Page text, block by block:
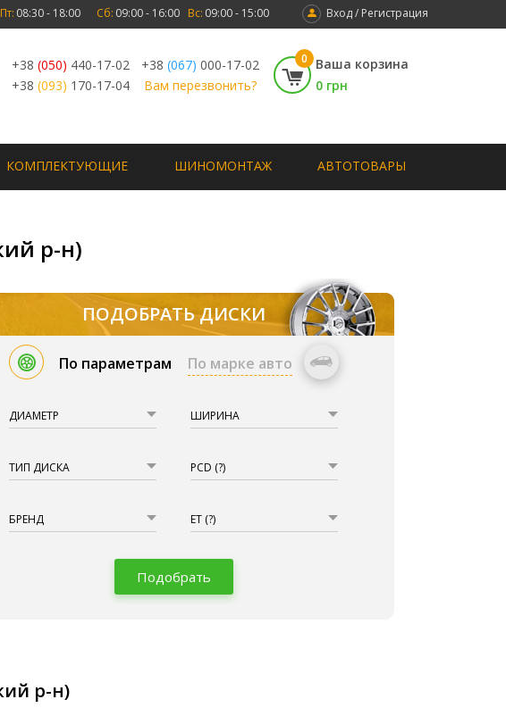
Вход / Регистрация
08:30 - 18:00 Сб: 09:00 - 16:00 Вс: 09:00 - 15:00
+38 (050) 440-17-02 +38 (067) 000-17-02
+38 (093) 170-17-04 Вам перезвонить?
0
Ваша корзина
0 грн
КОМПЛЕКТУЮЩИЕ ШИНОМОНТАЖ АВТОТОВАРЫ
р-н)
ПОДОБРАТЬ ДИСКИ
По параметрам По марке авто
ДИАМЕТР ШИРИНА
ТИП ДИСКА PCD (?)
БРЕНД ET (?)
Подобрать
р-н)